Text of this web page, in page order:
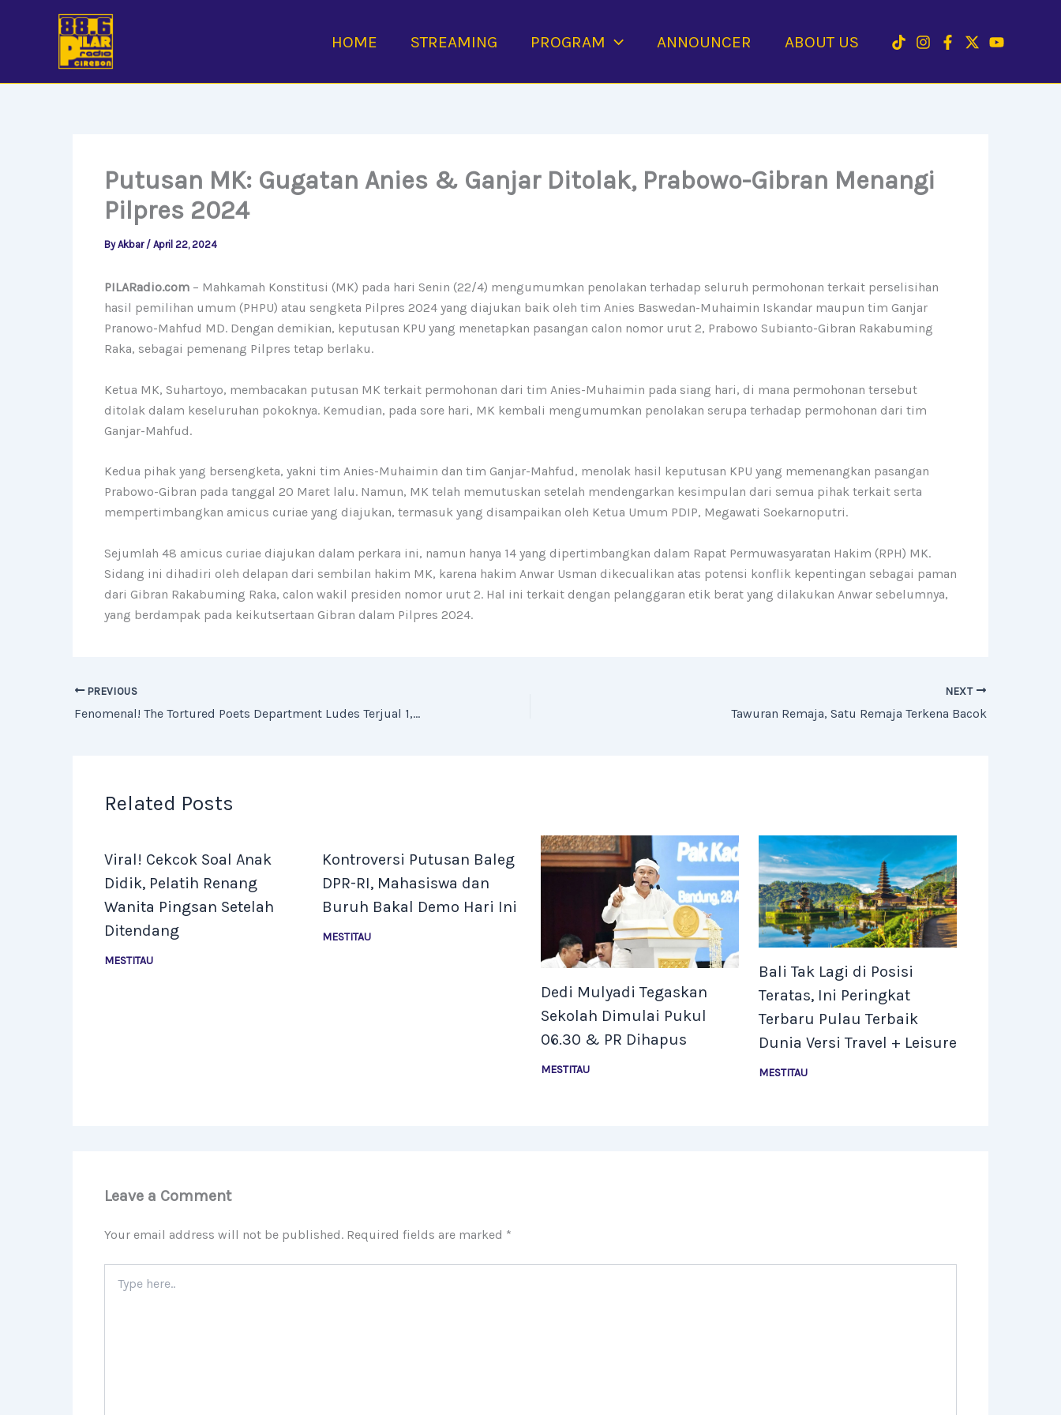
HOME STREAMING PROGRAM ANNOUNCER ABOUT US
Putusan MK: Gugatan Anies & Ganjar Ditolak, Prabowo-Gibran Menangi
Pilpres 2024
ByAkbar / April 22, 2024
PILARadio.com – Mahkamah Konstitusi (MK) pada hari Senin (22/4) mengumumkan penolakan terhadap seluruh permohonan terkait perselisihan
hasil pemilihan umum (PHPU) atau sengketa Pilpres 2024 yang diajukan baik oleh tim Anies Baswedan-Muhaimin Iskandar maupun tim Ganjar
Pranowo-Mahfud MD. Dengan demikian, keputusan KPU yang menetapkan pasangan calon nomor urut 2, Prabowo Subianto-Gibran Rakabuming
Raka, sebagai pemenang Pilpres tetap berlaku.
Ketua MK, Suhartoyo, membacakan putusan MK terkait permohonan dari tim Anies-Muhaimin pada siang hari, di mana permohonan tersebut
ditolak dalam keseluruhan pokoknya. Kemudian, pada sore hari, MK kembali mengumumkan penolakan serupa terhadap permohonan dari tim
Ganjar-Mahfud.
Kedua pihak yang bersengketa, yakni tim Anies-Muhaimin dan tim Ganjar-Mahfud, menolak hasil keputusan KPU yang memenangkan pasangan
Prabowo-Gibran pada tanggal 20 Maret lalu. Namun, MK telah memutuskan setelah mendengarkan kesimpulan dari semua pihak terkait serta
mempertimbangkan amicus curiae yang diajukan, termasuk yang disampaikan oleh Ketua Umum PDIP, Megawati Soekarnoputri.
Sejumlah 48 amicus curiae diajukan dalam perkara ini, namun hanya 14 yang dipertimbangkan dalam Rapat Permuwasyaratan Hakim (RPH) MK.
Sidang ini dihadiri oleh delapan dari sembilan hakim MK, karena hakim Anwar Usman dikecualikan atas potensi konflik kepentingan sebagai paman
dari Gibran Rakabuming Raka, calon wakil presiden nomor urut 2. Hal ini terkait dengan pelanggaran etik berat yang dilakukan Anwar sebelumnya,
yang berdampak pada keikutsertaan Gibran dalam Pilpres 2024.
PREVIOUS
Fenomenal! The Tortured Poets Department Ludes Terjual 1,4 Juta Album dalam Sehari!
NEXT
Tawuran Remaja, Satu Remaja Terkena Bacok
Related Posts
Viral! Cekcok Soal Anak
Didik, Pelatih Renang
Wanita Pingsan Setelah
Ditendang
MESTITAU
Kontroversi Putusan Baleg
DPR-RI, Mahasiswa dan
Buruh Bakal Demo Hari Ini
MESTITAU
Dedi Mulyadi Tegaskan
Sekolah Dimulai Pukul
06.30 & PR Dihapus
MESTITAU
Bali Tak Lagi di Posisi
Teratas, Ini Peringkat
Terbaru Pulau Terbaik
Dunia Versi Travel + Leisure
MESTITAU
Leave a Comment
Your email address will not be published. Required fields are marked *
here..